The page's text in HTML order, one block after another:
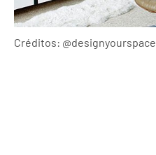
Créditos: @designyourspace